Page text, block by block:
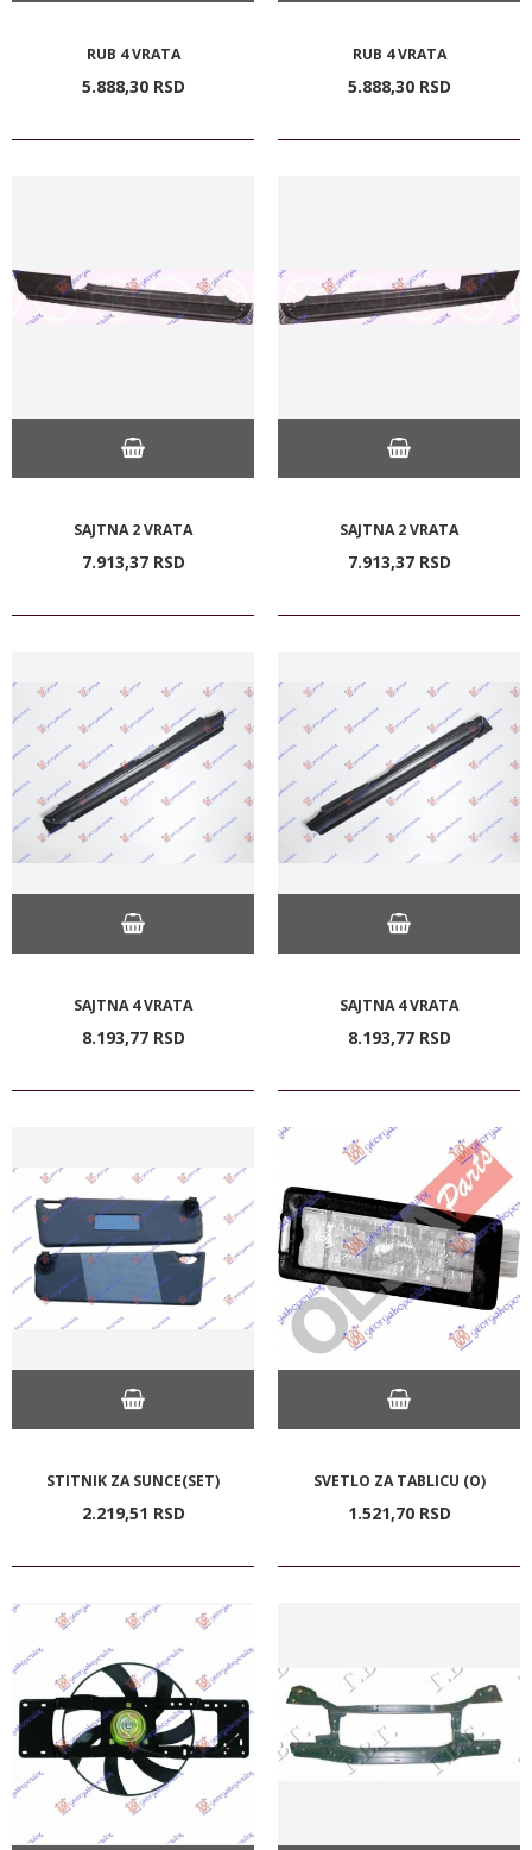
RUB 4 VRATA
5.888,30 RSD
RUB 4 VRATA
5.888,30 RSD
SAJTNA 2 VRATA
7.913,37 RSD
SAJTNA 2 VRATA
7.913,37 RSD
SAJTNA 4 VRATA
8.193,77 RSD
SAJTNA 4 VRATA
8.193,77 RSD
STITNIK ZA SUNCE(SET)
2.219,51 RSD
SVETLO ZA TABLICU (O)
1.521,70 RSD